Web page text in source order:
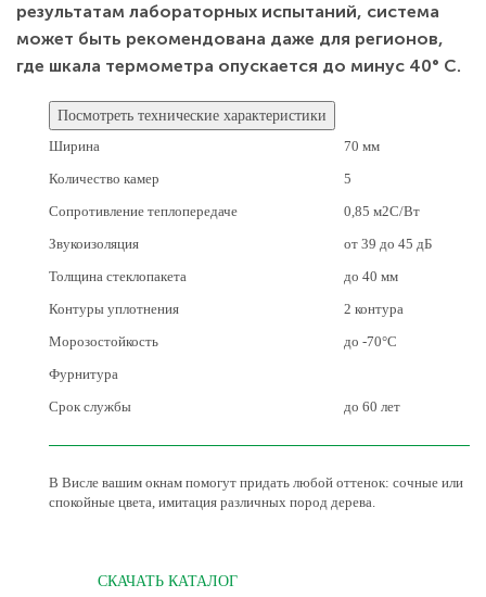
результатам лабораторных испытаний, система
может быть рекомендована даже для регионов,
где шкала термометра опускается до минус 40° С.
Посмотреть технические характеристики
Ширина
70 мм
Количество камер
5
Сопротивление теплопередаче
0,85 м2C/Вт
Звукоизоляция
от 39 до 45 дБ
Толщина стеклопакета
до 40 мм
Контуры уплотнения
2 контура
Морозостойкость
до -70°С
Фурнитура
Срок службы
до 60 лет
В Висле вашим окнам помогут придать любой оттенок: сочные или
спокойные цвета, имитация различных пород дерева.
СКАЧАТЬ КАТАЛОГ